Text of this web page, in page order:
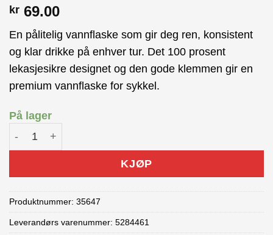
kr 69.00
En pålitelig vannflaske som gir deg ren, konsistent
og klar drikke på enhver tur. Det 100 prosent
lekasjesikre designet og den gode klemmen gir en
premium vannflaske for sykkel.
På lager
KJØP
Produktnummer: 35647
Leverandørs varenummer: 5284461